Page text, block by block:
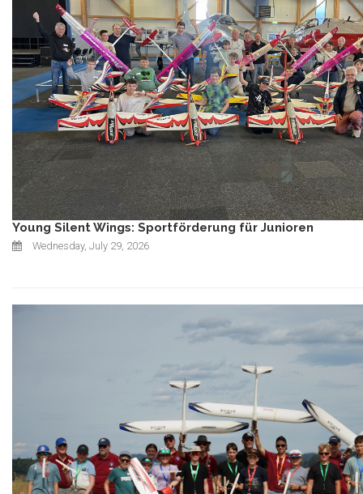
Young Silent Wings: Sportförderung für Junioren
Wednesday, July 29, 2026